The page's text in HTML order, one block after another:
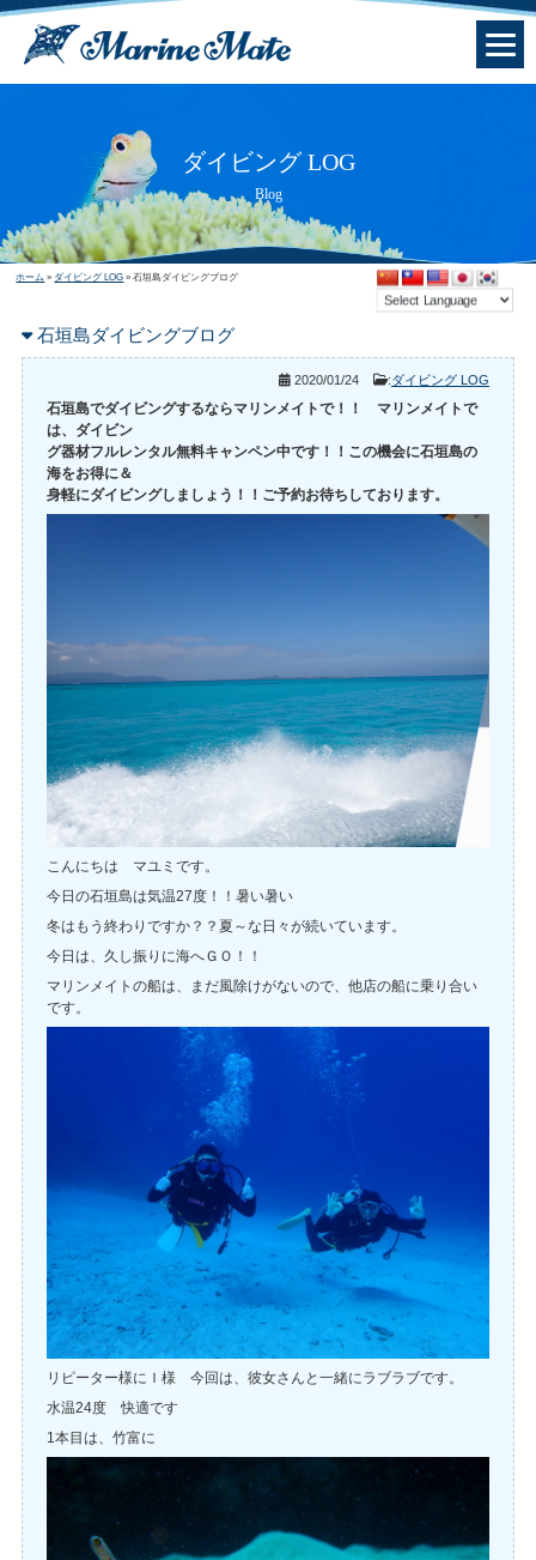
ダイビング LOG
Blog
ホーム » ダイビング LOG » 石垣島ダイビングブログ
石垣島ダイビングブログ
2020/01/24 :ダイビング LOG
石垣島でダイビングするならマリンメイトで！！ マリンメイトで
は、ダイビン
グ器材フルレンタル無料キャンペン中です！！この機会に石垣島の
海をお得に＆
身軽にダイビングしましょう！！ご予約お待ちしております。
こんにちは マユミです。
今日の石垣島は気温27度！！暑い暑い
冬はもう終わりですか？？夏～な日々が続いています。
今日は、久し振りに海へＧＯ！！
マリンメイトの船は、まだ風除けがないので、他店の船に乗り合い
です。
リピーター様にＩ様 今回は、彼女さんと一緒にラブラブです。
水温24度 快適です
1本目は、竹富に